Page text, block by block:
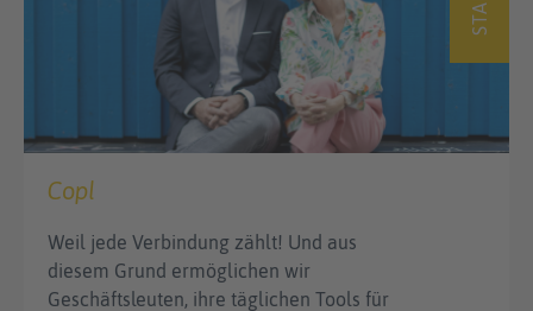
Copl
Weil jede Verbindung zählt! Und aus
diesem Grund ermöglichen wir
Geschäftsleuten, ihre täglichen Tools für